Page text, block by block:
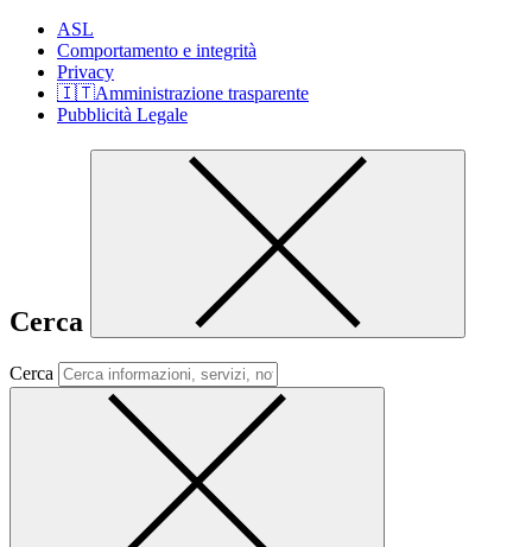
ASL
Comportamento e integrità
Privacy
🇮🇹Amministrazione trasparente
Pubblicità Legale
Cerca
Cerca